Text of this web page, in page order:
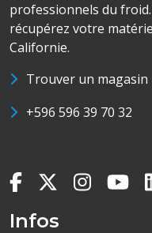
professionnels du
récupérez votre
Californie.
Trouver un magasin
+596 596 39 70 32
Infos